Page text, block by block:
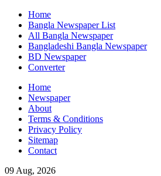
Skip
content
Home
Bangla Newspaper List
All Bangla Newspaper
Bangladeshi Bangla Newspaper
BD Newspaper
Converter
Home
Newspaper
About
Terms & Conditions
Privacy Policy
Sitemap
Contact
09 Aug, 2026